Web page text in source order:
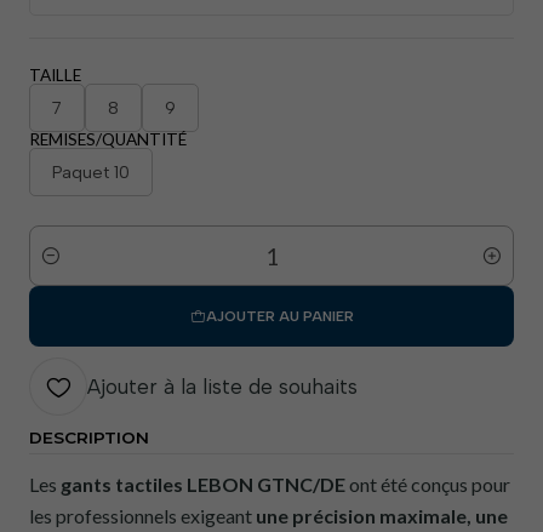
TAILLE
7 8 9
REMISES/QUANTITÉ
Paquet 10
Quantité
AJOUTER AU PANIER
Ajouter à la liste de souhaits
DESCRIPTION
Les gants tactiles LEBON GTNC/DEont été conçus pour
les professionnels exigeant une précision maximale, une